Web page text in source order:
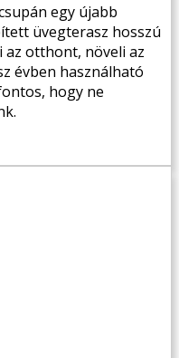
egy újabb
üvegterasz hosszú
az otthont, növeli az
évben használható
hogy ne